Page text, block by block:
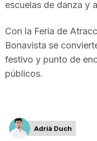
escuelas de danza y
Con la Feria de
Bonavista se
festivo y punto de
públicos.
Adrià Duch